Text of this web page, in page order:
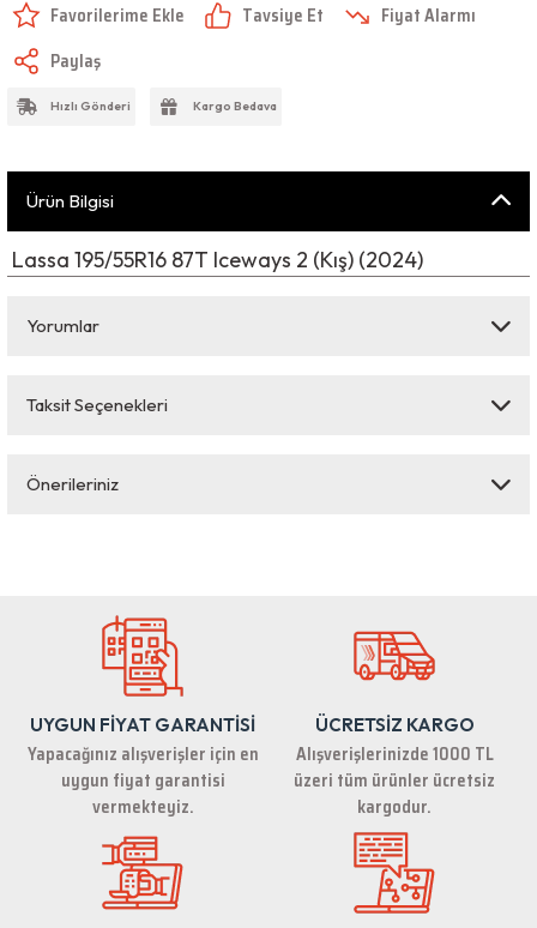
Tavsiye Et
Fiyat Alarmı
Paylaş
Hızlı Gönderi Kargo Bedava
Ürün Bilgisi
Lassa 195/55R16 87T Iceways 2 (Kış) (2024)
Yorumlar
Bu ürüne ilk yorumu siz yapın!
Taksit Seçenekleri
Önerileriniz
Ürün resmi kalitesiz, bozuk veya görüntülenemiyor.
Ürün açıklamasında eksik bilgiler bulunuyor.
Ürün bilgilerinde hatalar bulunuyor.
Ürün fiyatı diğer sitelerden daha pahalı.
Bu ürüne benzer farklı alternatifler olmalı.
UYGUN FİYAT GARANTİSİ
Yapacağınız alışverişler için en
uygun fiyat garantisi
vermekteyiz.
ÜCRETSİZ KARGO
Alışverişlerinizde 1000 TL
üzeri tüm ürünler ücretsiz
kargodur.